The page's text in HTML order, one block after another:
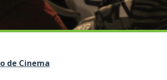
de Cinema